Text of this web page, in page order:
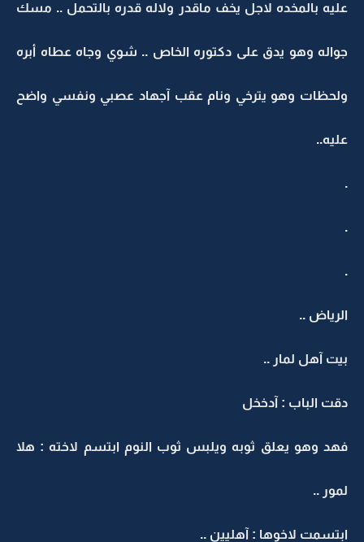
عليه بالمخده لاجل يخف ماقدر ولاله قدره بالتحمل .. مسك
جواله وهو يدق على دكتوره الخاص .. شوي وجاه عطاه أبره
ولحظات وهو يترخي ونام عقب آجهاد عصبي ونفسي واضح
عليه..
.
.
.
الرياض ..
بيت آهل لمار ..
دقت الباب : آدخخل
فهد وهو يعلق ثوبه ويلبس ثوب النوم ابتسم لاخته : هلا
لمور ..
ابتسمت لاخوها : آهليين ..